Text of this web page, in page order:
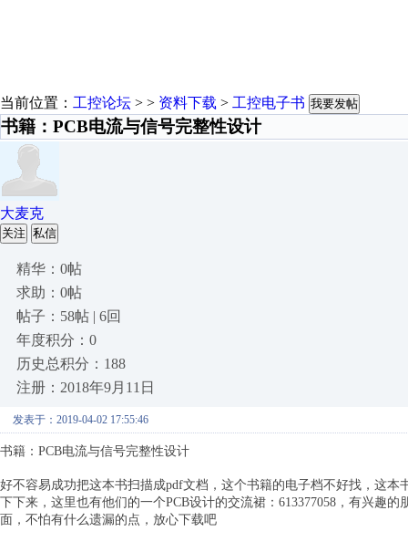
当前位置： 工控论坛 > > 资料下载 > 工控电子书 我要发帖
书籍：PCB电流与信号完整性设计
大麦克
关注 私信
精华：0帖
求助：0帖
帖子：58帖 | 6回
年度积分：0
历史总积分：188
注册：2018年9月11日
发表于：2019-04-02 17:55:46
书籍： PCB电流与信号完整性设计
好不容易成功把这本书扫描成pdf文档，这个书籍的电子档不好找，这本
下下来，这里也有他们的一个PCB设计的交流裙：613377058，有兴趣
面，不怕有什么遗漏的点，放心下载吧